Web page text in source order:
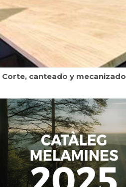
Corte, canteado y mecanizado